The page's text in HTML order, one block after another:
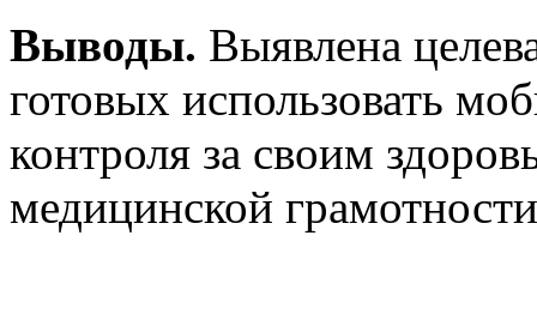
Выводы. Выявлена
готовых использовать
контроля за своим
медицинской